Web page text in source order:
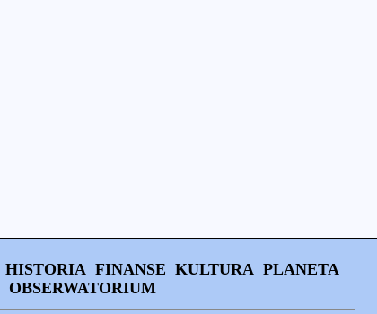
HISTORIA FINANSE KULTURA PLANETA
OBSERWATORIUM